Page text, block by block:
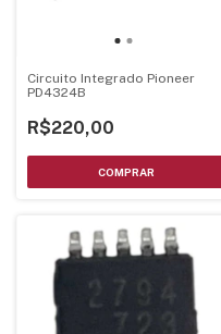
Circuito Integrado Pioneer
PD4324B
R$220,00